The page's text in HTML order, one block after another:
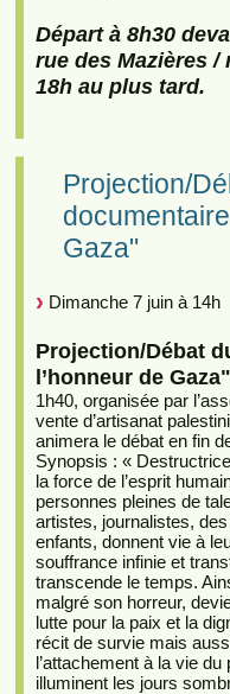
Départ à 8h30
rue des Mazières /
18h au plus tard.
Projection/
Gaza"
Dimanche 7 juin à 14h
Projection/Débat
l’honneur de
1h40, organisée par
vente d’artisanat
animera le débat en fin
Synopsis : «
la force de l’esprit
personnes pleines de
artistes, journalistes,
enfants, donnent vie à
souffrance infinie et
transcende le temps.
malgré son horreur,
lutte pour la paix et la
récit de survie mais
l’attachement à la vie
illuminent les jours